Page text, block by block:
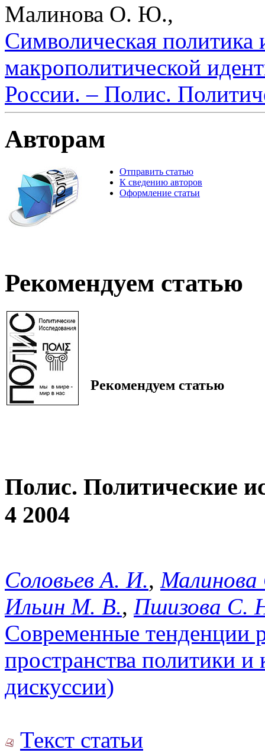
Малинова О. Ю.,
Символическая политика
макрополитической
России. – Полис.
Авторам
Отправить статью
К сведению авторов
Оформление статьи
Рекомендуем статью
Рекомендуем статью
Полис. Политические
4 2004
Соловьев А. И.,
Ильин М. В., Пшизова С.
Современные тенденции
пространства политики
дискуссии)
Текст статьи